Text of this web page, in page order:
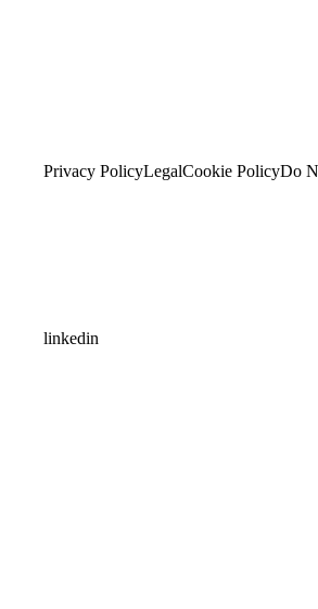
Privacy PolicyLegalCookie PolicyDo
linkedin